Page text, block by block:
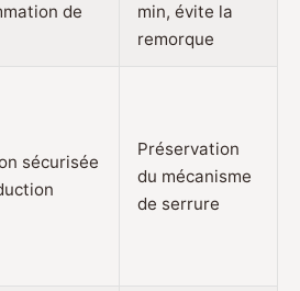
de
min, évite la
remorque
sécurisée
Préservation
du mécanisme
de serrure